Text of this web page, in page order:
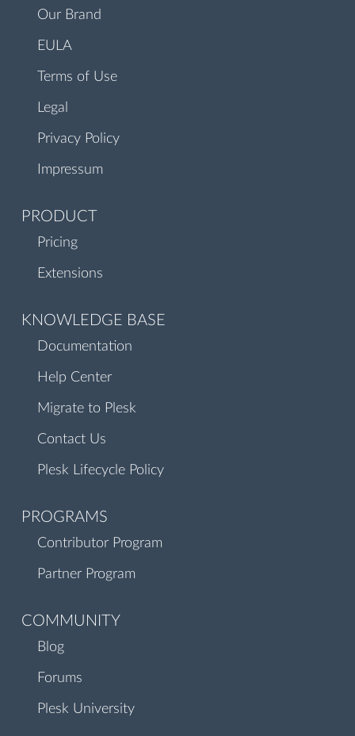
Our Brand
EULA
Terms of Use
Legal
Privacy Policy
Impressum
PRODUCT
Pricing
Extensions
KNOWLEDGE BASE
Documentation
Help Center
Migrate to Plesk
Contact Us
Plesk Lifecycle Policy
PROGRAMS
Contributor Program
Partner Program
COMMUNITY
Blog
Forums
Plesk University